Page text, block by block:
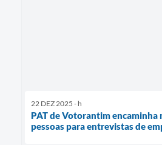
22 DEZ 2025 - h
PAT de Votorantim encaminha
pessoas para entrevistas de